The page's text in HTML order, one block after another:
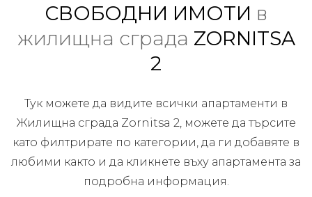
СВОБОДНИ ИМОТИ в
жилищна сграда ZORNITSA
2
Тук можете да видите всички апартаменти в
Жилищна сграда Zornitsa 2, можете да търсите
като филтрирате по категории, да ги добавяте в
любими както и да кликнете въху апартамента за
подробна информация.